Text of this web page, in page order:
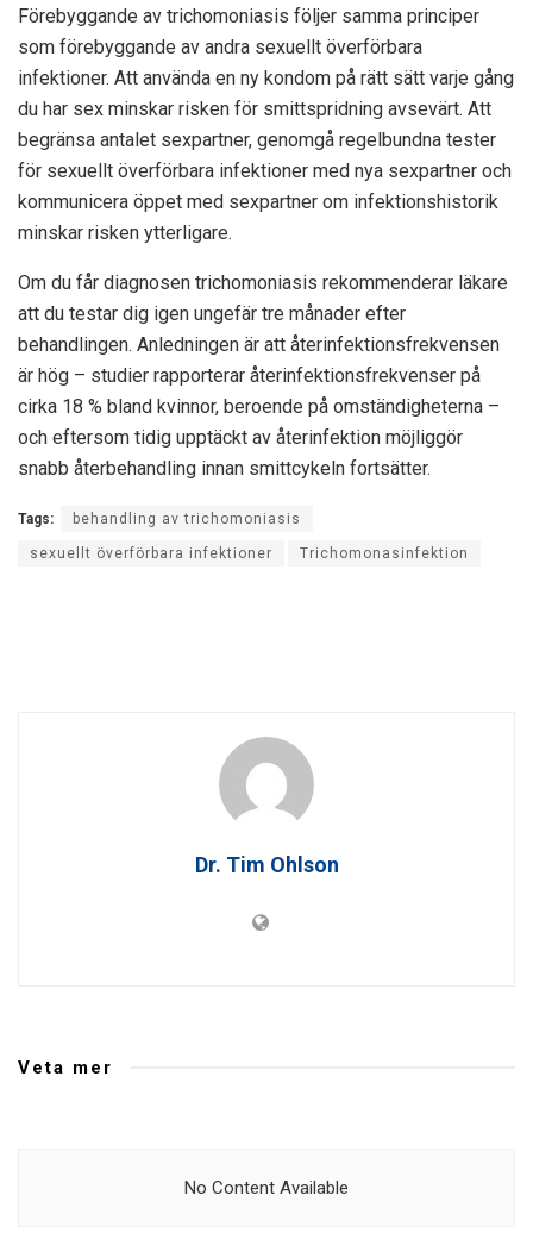
Förebyggande av trichomoniasis följer samma principer
som förebyggande av andra sexuellt överförbara
infektioner. Att använda en ny kondom på rätt sätt varje gång
du har sex minskar risken för smittspridning avsevärt. Att
begränsa antalet sexpartner, genomgå regelbundna tester
för sexuellt överförbara infektioner med nya sexpartner och
kommunicera öppet med sexpartner om infektionshistorik
minskar risken ytterligare.
Om du får diagnosen trichomoniasis rekommenderar läkare
att du testar dig igen ungefär tre månader efter
behandlingen. Anledningen är att återinfektionsfrekvensen
är hög – studier rapporterar återinfektionsfrekvenser på
cirka 18 % bland kvinnor, beroende på omständigheterna –
och eftersom tidig upptäckt av återinfektion möjliggör
snabb återbehandling innan smittcykeln fortsätter.
Tags: behandling av trichomoniasis
sexuellt överförbara infektioner Trichomonasinfektion
Dr. Tim Ohlson
Veta mer
No Content Available